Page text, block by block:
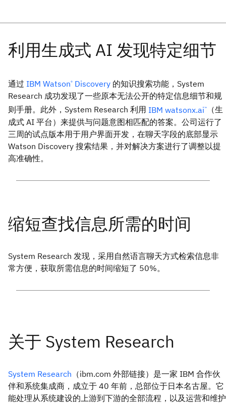
通过 IBM Watson® Discovery 的知识搜索功能，System
Research 成功发现了一些原本无法公开的特定信息细节和规
则手册。此外，System Research 利用 IBM watsonx.ai™
（生
成式 AI 平台）来提供与问题意图相匹配的答案。公司运行了
三周的试点版本用于用户界面开发，在聊天字段的底部显示
Watson Discovery 搜索结果，并对解决方案进行了调整以提
高准确性。
System Research 发现，采用自然语言聊天方式检索信息非
常方便，获取所需信息的时间缩短了 50%。
System Research （ibm.com 外部链接）是一家 IBM 合作伙
伴和系统集成商，成立于 40 年前，总部位于日本名古屋。它
能处理从系统建设的上游到下游的全部流程，以及运营和维护